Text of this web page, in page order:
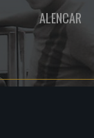
ALENCAR